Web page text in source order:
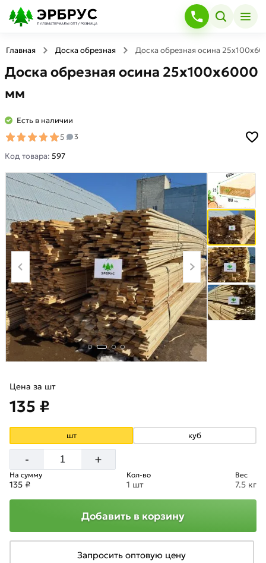
Главная Доска обрезная Доска обрезная осина
Доска обрезная осина 25х100х6000
мм
Есть в наличии
5
3
Код товара: 597
Цена за шт
135 ₽
шт куб
- +
На сумму
135 ₽
Кол-во
1 шт
Вес
7.5 кг
Добавить в корзину
Запросить оптовую цену